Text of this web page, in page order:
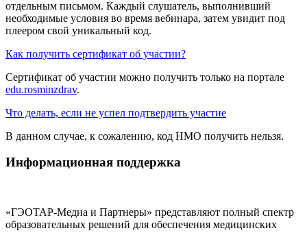
отдельным письмом. Каждый слушатель, выполнивший
необходимые условия во время вебинара, затем увидит под
плеером свой уникальный код.
Как получить сертификат об участии?
Сертификат об участии можно получить только на портале
edu.rosminzdrav.
Что делать, если не успел подтвердить участие
В данном случае, к сожалению, код НМО получить нельзя.
Информационная поддержка
«ГЭОТАР-Медиа и Партнеры» представляют полный спектр
образовательных решений для обеспечения медицинских